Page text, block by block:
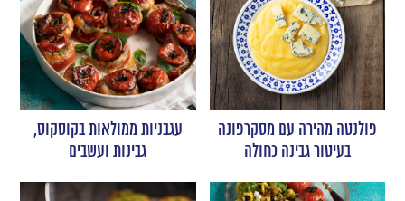
פולנטה מהירה עם מסקרפונה
בעיטור גבינה כחולה
עגבניות ממולאות בקוסקוס,
גבינות ועשבים